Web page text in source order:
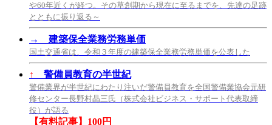
や60年近くが経つ。その草創期から現在に至るまでを、先達の足跡
とともに振り返る～
→ 建築保全業務労務単価
国土交通省は、令和３年度の建築保全業務労務単価を公表した
↑ 警備員教育の半世紀
警備業界が半世紀にわたり注いだ警備員教育を全国警備業協会元研
修センター長野村晶三氏（株式会社ビジネス・サポート代表取締
役）が語る
【有料記事】100円